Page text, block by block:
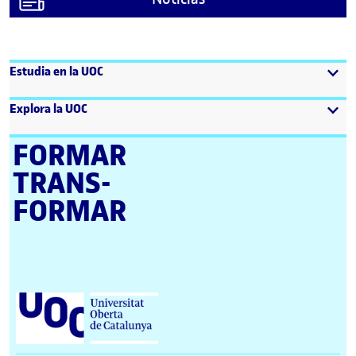
Estudia en la UOC
Explora la UOC
FORMAR
TRANS­
FORMAR
Universitat Oberta de Catalunya (UOC)